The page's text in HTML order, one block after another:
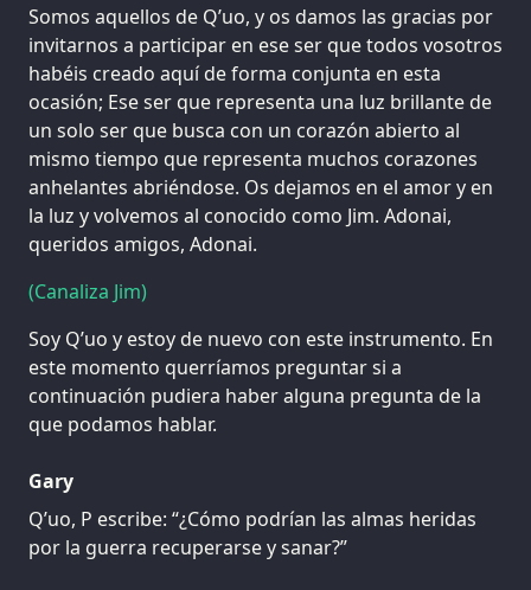
Somos aquellos de Q’uo, y os damos las gracias por
invitarnos a participar en ese ser que todos vosotros
habéis creado aquí de forma conjunta en esta
ocasión; Ese ser que representa una luz brillante de
un solo ser que busca con un corazón abierto al
mismo tiempo que representa muchos corazones
anhelantes abriéndose. Os dejamos en el amor y en
la luz y volvemos al conocido como Jim. Adonai,
queridos amigos, Adonai.
(Canaliza Jim)
Soy Q’uo y estoy de nuevo con este instrumento. En
este momento querríamos preguntar si a
continuación pudiera haber alguna pregunta de la
que podamos hablar.
Gary
Q’uo, P escribe: “¿Cómo podrían las almas heridas
por la guerra recuperarse y sanar?”